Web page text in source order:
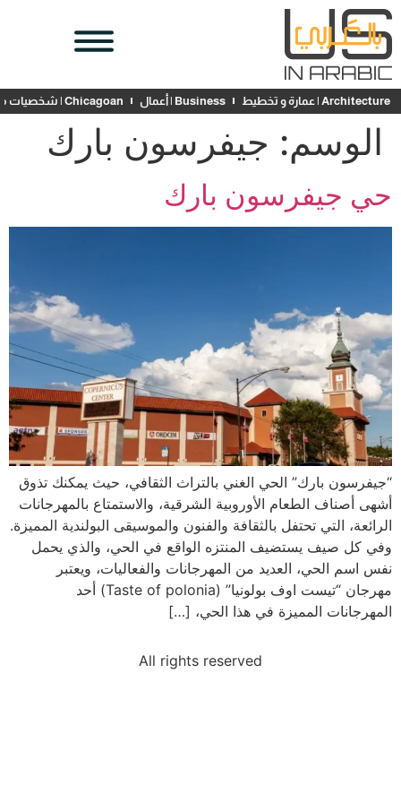
Architecture | عمارة و تخطيط Business | أعمال Chicagoan | شخصيات محلية
الوسم: جيفرسون بارك
حي جيفرسون بارك
“جيفرسون بارك” الحي الغني بالتراث الثقافي، حيث يمكنك تذوق
أشهى أصناف الطعام الأوروبية الشرقية، والاستمتاع بالمهرجانات
الرائعة، التي تحتفل بالثقافة والفنون والموسيقى البولندية المميزة.
وفي كل صيف يستضيف المنتزه الواقع في الحي، والذي يحمل
نفس اسم الحي، العديد من المهرجانات والفعاليات، ويعتبر
مهرجان “تيست اوف بولونيا” (Taste of polonia) أحد
المهرجانات المميزة في هذا الحي، […]
All rights reserved